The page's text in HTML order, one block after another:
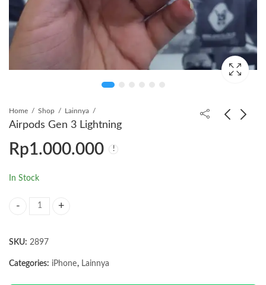
Home Shop Lainnya
Airpods Gen 3 Lightning
Rp1.000.000
In Stock
SKU: 2897
Categories: iPhone, Lainnya